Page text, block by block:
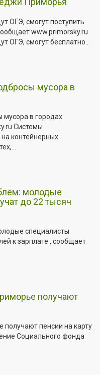
ОГЭ, смогут поступить
www.primorsky.ru
ОГЭ, смогут бесплатно...
мусора в
в городах
Системы
контейнерных
молодые
до 22 тысяч
специалисты
к зарплате , сообщает
получают
получают пенсии на карту
Социального фонда